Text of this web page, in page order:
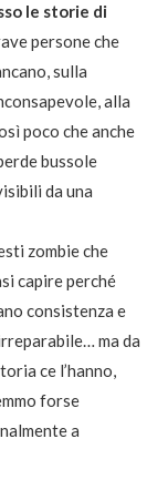
le storie di
persone che
sulla
alla
poco che anche
bussole
da una
zombie che
capire perché
consistenza e
ma da
ce l’hanno,
forse
a